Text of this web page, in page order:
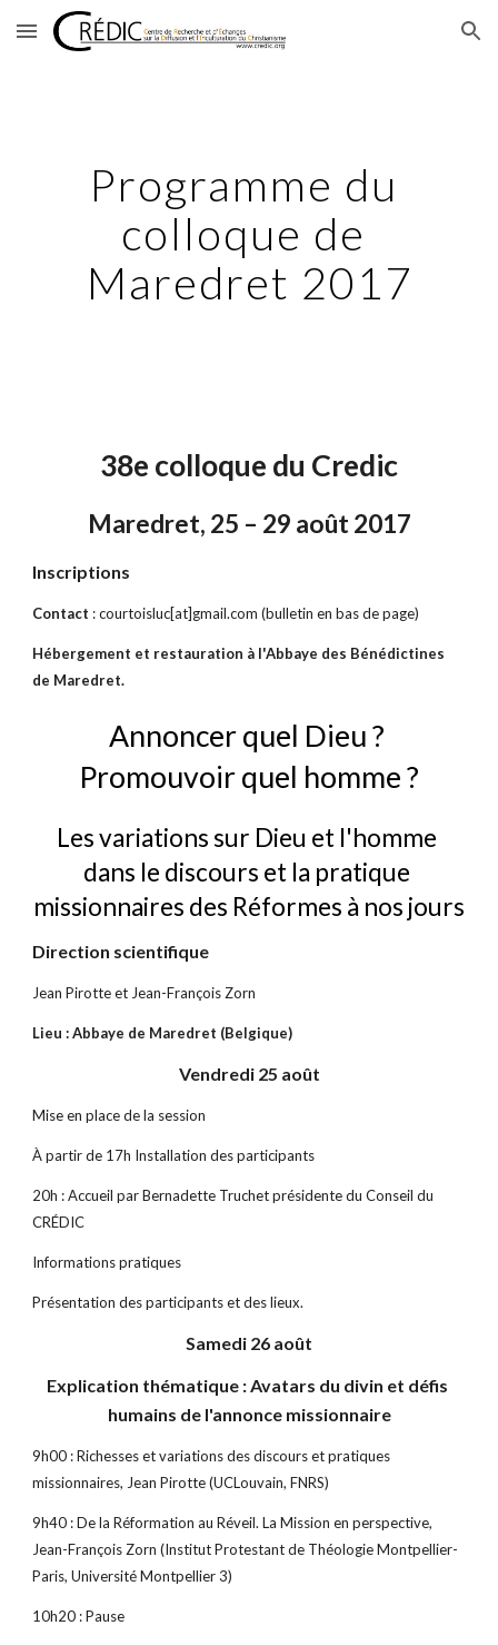
Skip to main content Skip to navigation
Programme du
colloque de
Maredret 2017
38e colloque du Credic
Maredret, 25 – 29 août 2017
Inscriptions
Contact : courtoisluc[at]gmail.com (bulletin en bas de page)
Hébergement et restauration à l'Abbaye des Bénédictines
de Maredret.
Annoncer quel Dieu ?
Promouvoir quel homme ?
Les variations sur Dieu et l'homme
dans le discours et la pratique
missionnaires des Réformes à nos jours
Direction scientifique
Jean Pirotte et Jean-François Zorn
Lieu : Abbaye de Maredret (Belgique)
Vendredi 25 août
Mise en place de la session
À partir de 17h Installation des participants
20h : Accueil par Bernadette Truchet présidente du Conseil du
CRÉDIC
Informations pratiques
Présentation des participants et des lieux.
Samedi 26 août
Explication thématique : Avatars du divin et défis
humains de l'annonce missionnaire
9h00 : Richesses et variations des discours et pratiques
missionnaires, Jean Pirotte (UCLouvain, FNRS)
9h40 : De la Réformation au Réveil. La Mission en perspective,
Jean-François Zorn (Institut Protestant de Théologie Montpellier-
Paris, Université Montpellier 3)
10h20 : Pause